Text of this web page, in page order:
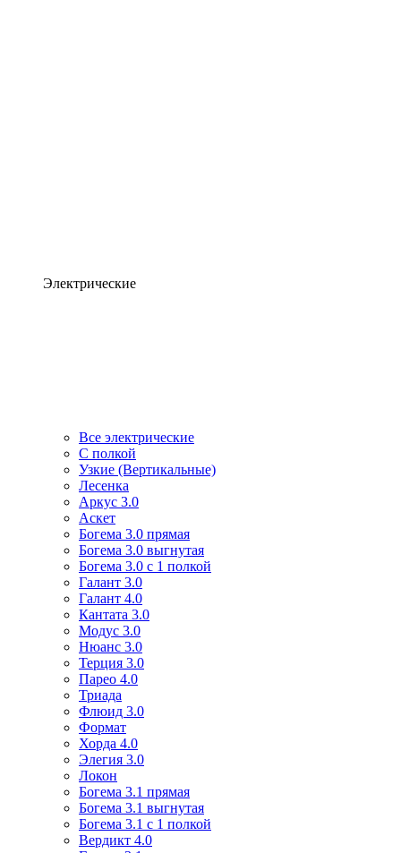
Электрические
Все электрические
С полкой
Узкие (Вертикальные)
Лесенка
Аркус 3.0
Аскет
Богема 3.0 прямая
Богема 3.0 выгнутая
Богема 3.0 с 1 полкой
Галант 3.0
Галант 4.0
Кантата 3.0
Модус 3.0
Нюанс 3.0
Терция 3.0
Парео 4.0
Триада
Флюид 3.0
Формат
Хорда 4.0
Элегия 3.0
Локон
Богема 3.1 прямая
Богема 3.1 выгнутая
Богема 3.1 с 1 полкой
Вердикт 4.0